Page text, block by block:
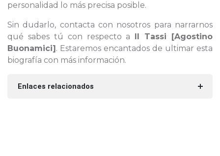
personalidad lo más precisa posible.
Sin dudarlo, contacta con nosotros para narrarnos
qué sabes tú con respecto a Il Tassi [Agostino
Buonamici]. Estaremos encantados de ultimar esta
biografía con más información.
Enlaces relacionados